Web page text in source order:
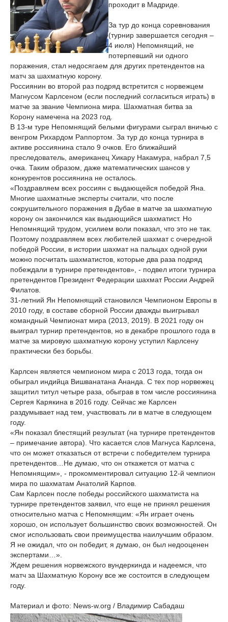
проходит в Мадриде.
За тур до конца соревнования
(турнир завершается сегодня –
4 июля) Непомнящий, не
потерпевший ни одного
поражения, стал недосягаем для других претендентов на
матч за шахматную корону.
Россиянин во второй раз подряд встретится с норвежцем
Магнусом Карлсеном (если последний согласиться играть) в
матче за звание Чемпиона мира. Шахматная битва за
Корону намечена на 2023 год.
В 13-м туре Непомнящий белыми фигурами сыграл вничью с
венгром Рихардом Раппортом. За тур до конца турнира в
активе россиянина стало 9 очков. Его ближайший
преследователь, американец Хикару Накамура, набрал 7,5
очка. Таким образом, даже математических шансов у
конкурентов россиянина не осталось.
«Поздравляем всех россиян с выдающейся победой Яна.
Многие шахматные эксперты считали, что после
сокрушительного поражения в Дубае в матче за шахматную
корону он закончился как выдающийся шахматист. Но
Непомнящий трудом, усилием воли показал, что это не так.
Поэтому поздравляем всех любителей шахмат с очередной
победой России, в истории шахмат на пальцах одной руки
можно посчитать шахматистов, которые два раза подряд
побеждали в турнире претендентов», - подвел итоги турнира
претендентов Президент Федерации шахмат России Андрей
Филатов.
31-летний Ян Непомнящий становился Чемпионом Европы в
2010 году, в составе сборной России дважды выигрывал
командный Чемпионат мира (2013, 2019). В 2021 году он
выиграл турнир претендентов, но в декабре прошлого года в
матче за мировую шахматную корону уступил Карлсену
практически без борьбы.
Карлсен является чемпионом мира с 2013 года, тогда он
обыграл индийца Вишванатана Ананда. С тех пор норвежец
защитил титул четыре раза, обыграв в том числе россиянина
Сергея Карякина в 2016 году. Сейчас же Карлсен
раздумывает над тем, участвовать ли в матче в следующем
году.
«Ян показал блестящий результат (на турнире претендентов
– примечание автора). Что касается слов Магнуса Карлсена,
что он может отказаться от встречи с победителем турнира
претендентов…Не думаю, что он откажется от матча с
Непомнящим», - прокомментировал ситуацию 12-й чемпион
мира по шахматам Анатолий Карпов.
Сам Карлсен после победы российского шахматиста на
турнире претендентов заявил, что еще не принял решения
относительно матча с Непомнящим: «Ян играет очень
хорошо, он использует большинство своих возможностей. Он
смог использовать свои преимущества наилучшим образом.
Я не ожидал, что он победит, я думаю, он был недооценен
экспертами…».
Ждем решения норвежского вундеркинда и надеемся, что
матч за Шахматную Корону все же состоится в следующем
году.
Материал и фото: News-w.org / Владимир Сабадаш